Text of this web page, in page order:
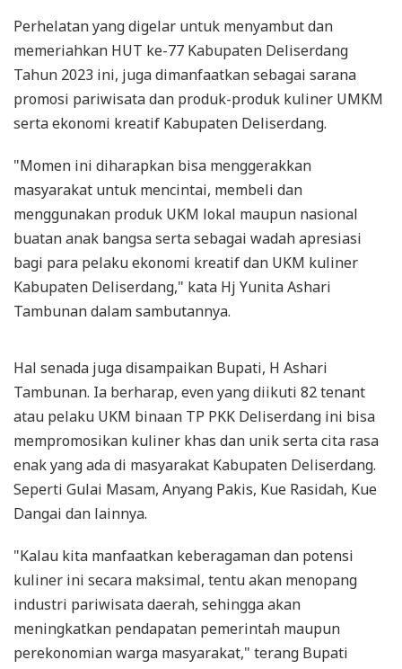
Perhelatan yang digelar untuk menyambut dan
memeriahkan HUT ke-77 Kabupaten Deliserdang
Tahun 2023 ini, juga dimanfaatkan sebagai sarana
promosi pariwisata dan produk-produk kuliner UMKM
serta ekonomi kreatif Kabupaten Deliserdang.
"Momen ini diharapkan bisa menggerakkan
masyarakat untuk mencintai, membeli dan
menggunakan produk UKM lokal maupun nasional
buatan anak bangsa serta sebagai wadah apresiasi
bagi para pelaku ekonomi kreatif dan UKM kuliner
Kabupaten Deliserdang," kata Hj Yunita Ashari
Tambunan dalam sambutannya.
Hal senada juga disampaikan Bupati, H Ashari
Tambunan. Ia berharap, even yang diikuti 82 tenant
atau pelaku UKM binaan TP PKK Deliserdang ini bisa
mempromosikan kuliner khas dan unik serta cita rasa
enak yang ada di masyarakat Kabupaten Deliserdang.
Seperti Gulai Masam, Anyang Pakis, Kue Rasidah, Kue
Dangai dan lainnya.
"Kalau kita manfaatkan keberagaman dan potensi
kuliner ini secara maksimal, tentu akan menopang
industri pariwisata daerah, sehingga akan
meningkatkan pendapatan pemerintah maupun
perekonomian warga masyarakat," terang Bupati